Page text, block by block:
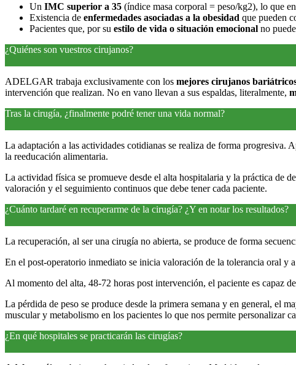
Un IMC superior a 35 (índice masa corporal = peso/kg2), lo que
Existencia de enfermedades asociadas a la obesidad que pueden
Pacientes que, por su estilo de vida o situación emocional no
¿Quiénes son vuestros cirujanos?
ADELGAR trabaja exclusivamente con los mejores cirujanos
intervención que realizan. No en vano llevan a sus espaldas, literalmente,
Tras la cirugía, ¿finalmente podré tener una vida normal?
La adaptación a las actividades cotidianas se realiza de forma progresiva.
la reeducación alimentaria.
La actividad física se promueve desde el alta hospitalaria y la práctica de
valoración y el seguimiento continuos que debe tener cada paciente.
¿Cuánto tardaré en recuperarme de la cirugía? ¿Y en notar los resultados?
La recuperación, al ser una cirugía no abierta, se produce de forma
En el post-operatorio inmediato se inicia valoración de la tolerancia oral y
Al momento del alta, 48-72 horas post intervención, el paciente es capaz
La pérdida de peso se produce desde la primera semana y en general, el
muscular y metabolismo en los pacientes lo que nos permite personalizar
¿En qué hospitales se practicarán las cirugías?